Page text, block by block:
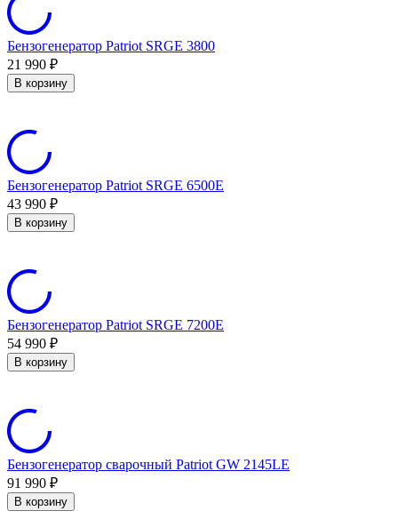
Бензогенератор Patriot SRGE 3800
21 990 ₽
В корзину
Бензогенератор Patriot SRGE 6500E
43 990 ₽
В корзину
Бензогенератор Patriot SRGE 7200E
54 990 ₽
В корзину
Бензогенератор сварочный Patriot GW 2145LE
91 990 ₽
В корзину